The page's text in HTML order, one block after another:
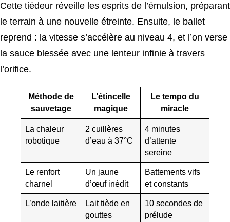
Cette tiédeur réveille les esprits de l’émulsion, préparant
le terrain à une nouvelle étreinte. Ensuite, le ballet
reprend : la vitesse s’accélère au niveau 4, et l’on verse
la sauce blessée avec une lenteur infinie à travers
l’orifice.
Méthode de
sauvetage
L’étincelle
magique
Le tempo du
miracle
La chaleur
robotique
2 cuillères
d’eau à 37°C
4 minutes
d’attente
sereine
Le renfort
charnel
Un jaune
d’œuf inédit
Battements vifs
et constants
L’onde laitière
Lait tiède en
gouttes
10 secondes de
prélude